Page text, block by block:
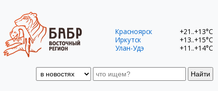
Найти
Красноярск
+21..+13°C
Иркутск
+13..+15°C
Улан-Удэ
+11..+14°C